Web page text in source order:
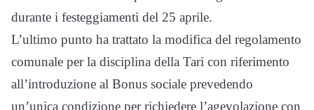
durante i festeggiamenti del 25 aprile.
L’ultimo punto ha trattato la modifica del regolamento
comunale per la disciplina della Tari con riferimento
all’introduzione al Bonus sociale prevedendo
un’unica condizione per richiedere l’agevolazione con